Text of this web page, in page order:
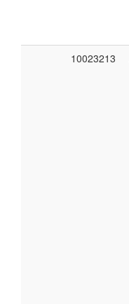
10023213